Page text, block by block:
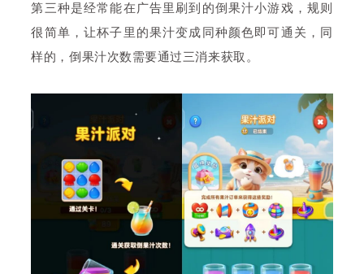
第三种是经常能在广告里刷到的倒果汁小游戏，规则
很简单，让杯子里的果汁变成同种颜色即可通关，同
样的，倒果汁次数需要通过三消来获取。